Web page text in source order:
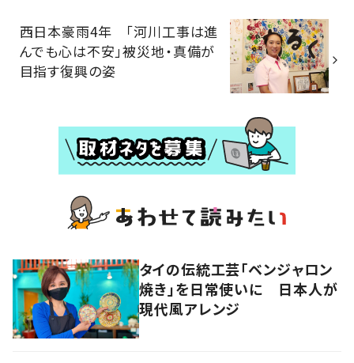
西日本豪雨4年 「河川工事は進
んでも心は不安」被災地・真備が
目指す復興の姿
タイの伝統工芸「ベンジャロン
焼き」を日常使いに 日本人が
現代風アレンジ